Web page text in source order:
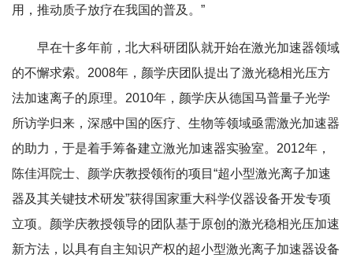
用，推动质子放疗在我国的普及。”
早在十多年前，北大科研团队就开始在激光加速器领域
的不懈求索。2008年，颜学庆团队提出了激光稳相光压方
法加速离子的原理。2010年，颜学庆从德国马普量子光学
所访学归来，深感中国的医疗、生物等领域亟需激光加速器
的助力，于是着手筹备建立激光加速器实验室。2012年，
陈佳洱院士、颜学庆教授领衔的项目“超小型激光离子加速
器及其关键技术研发”获得国家重大科学仪器设备开发专项
立项。颜学庆教授领导的团队基于原创的激光稳相光压加速
新方法，以具有自主知识产权的超小型激光离子加速器设备